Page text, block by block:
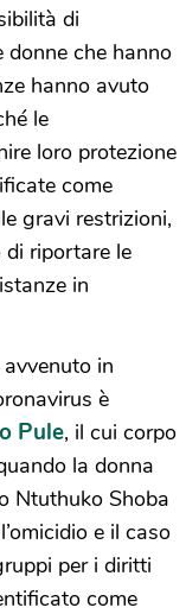
di
donne che hanno
hanno avuto
le
loro protezione
come
gravi restrizioni,
riportare le
in
in
è
Pule, il cui corpo
la donna
Ntuthuko Shoba
e il caso
per i diritti
come